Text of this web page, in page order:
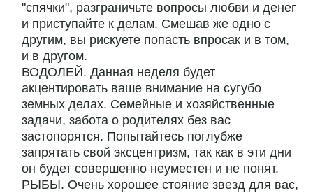
"спячки", разграничьте вопросы любви и денег
и приступайте к делам. Смешав же одно с
другим, вы рискуете попасть впросак и в том,
и в другом.
ВОДОЛЕЙ. Данная неделя будет
акцентировать ваше внимание на сугубо
земных делах. Семейные и хозяйственные
задачи, забота о родителях без вас
застопорятся. Попытайтесь поглубже
запрятать свой эксцентризм, так как в эти дни
он будет совершенно неуместен и не понят.
РЫБЫ. Очень хорошее стояние звезд для вас,